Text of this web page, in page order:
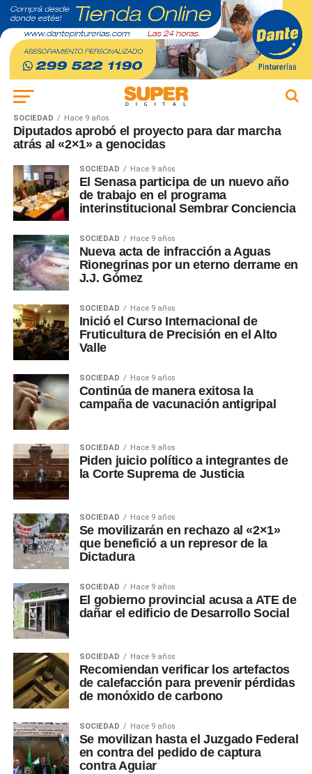
SOCIEDAD Hace 9 años
Diputados aprobó el proyecto para dar marcha
atrás al «2×1» a genocidas
SOCIEDAD Hace 9 años
El Senasa participa de un nuevo año
de trabajo en el programa
interinstitucional Sembrar Conciencia
SOCIEDAD Hace 9 años
Nueva acta de infracción a Aguas
Rionegrinas por un eterno derrame en
J.J. Gómez
SOCIEDAD Hace 9 años
Inició el Curso Internacional de
Fruticultura de Precisión en el Alto
Valle
SOCIEDAD Hace 9 años
Continúa de manera exitosa la
campaña de vacunación antigripal
SOCIEDAD Hace 9 años
Piden juicio político a integrantes de
la Corte Suprema de Justicia
SOCIEDAD Hace 9 años
Se movilizarán en rechazo al «2×1»
que benefició a un represor de la
Dictadura
SOCIEDAD Hace 9 años
El gobierno provincial acusa a ATE de
dañar el edificio de Desarrollo Social
SOCIEDAD Hace 9 años
Recomiendan verificar los artefactos
de calefacción para prevenir pérdidas
de monóxido de carbono
SOCIEDAD Hace 9 años
Se movilizan hasta el Juzgado Federal
en contra del pedido de captura
contra Aguiar